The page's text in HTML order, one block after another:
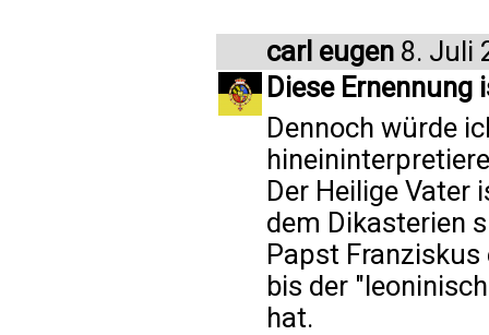
carl eugen 8. Juli
Diese
Dennoch würde
Der Heilige Vater
dem Dikasterien
Papst Franziskus
bis der
hat.